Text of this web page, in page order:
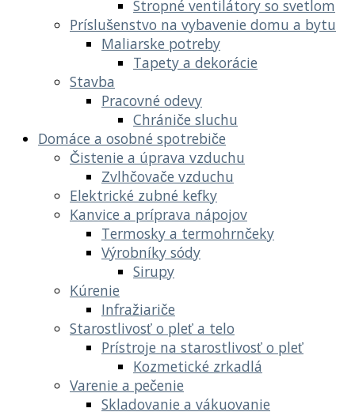
Stropné ventilátory so svetlom
Príslušenstvo na vybavenie domu a bytu
Maliarske potreby
Tapety a dekorácie
Stavba
Pracovné odevy
Chrániče sluchu
Domáce a osobné spotrebiče
Čistenie a úprava vzduchu
Zvlhčovače vzduchu
Elektrické zubné kefky
Kanvice a príprava nápojov
Termosky a termohrnčeky
Výrobníky sódy
Sirupy
Kúrenie
Infražiariče
Starostlivosť o pleť a telo
Prístroje na starostlivosť o pleť
Kozmetické zrkadlá
Varenie a pečenie
Skladovanie a vákuovanie